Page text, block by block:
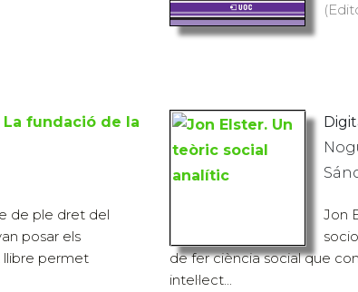
fundació de la
de ple dret del
posar els
llibre permet
Jon
de fer ciència social que
intel·lect...